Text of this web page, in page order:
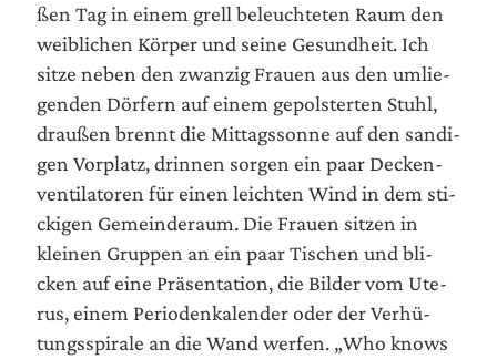
ßen Tag in einem grell beleuch­te­ten Raum den
weib­li­chen Kör­per und sei­ne Gesund­heit. Ich
sit­ze neben den zwan­zig Frau­en aus den umlie­
gen­den Dör­fern auf einem gepols­ter­ten Stuhl,
drau­ßen brennt die Mit­tags­son­ne auf den san­di­
gen Vor­platz, drin­nen sor­gen ein paar Decken­
ven­ti­la­to­ren für einen leich­ten Wind in dem sti­
cki­gen Gemein­de­raum. Die Frau­en sit­zen in
klei­nen Grup­pen an ein paar Tischen und bli­
cken auf eine Prä­sen­ta­ti­on, die Bil­der vom Ute­
rus, einem Peri­oden­ka­len­der oder der Ver­hü­
tungs­spi­ra­le an die Wand wer­fen. „Who knows